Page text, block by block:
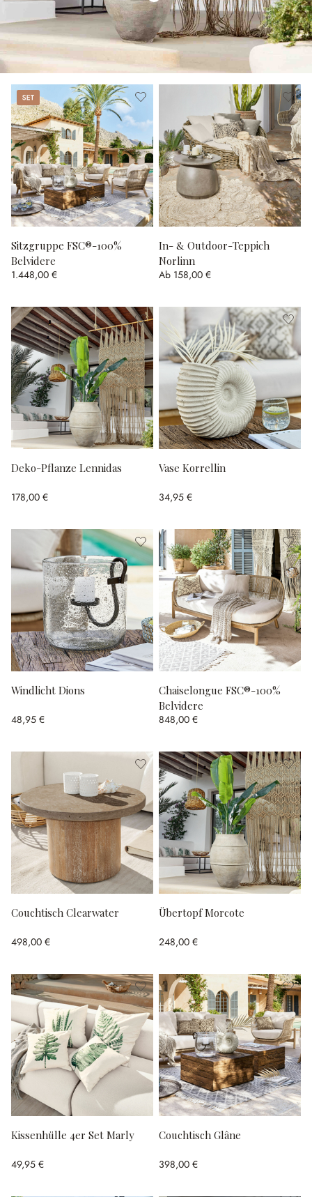
Set
Sitzgruppe FSC®-100%
Belvidere
1.448,00 €
In- & Outdoor-Teppich
Norlinn
Ab 158,00 €
Deko-Pflanze Lennidas
178,00 €
Vase Korrellin
34,95 €
Windlicht Dions
48,95 €
Chaiselongue FSC®-100%
Belvidere
848,00 €
Couchtisch Clearwater
498,00 €
Übertopf Morcote
248,00 €
Kissenhülle 4er Set Marly
49,95 €
Couchtisch Glâne
398,00 €